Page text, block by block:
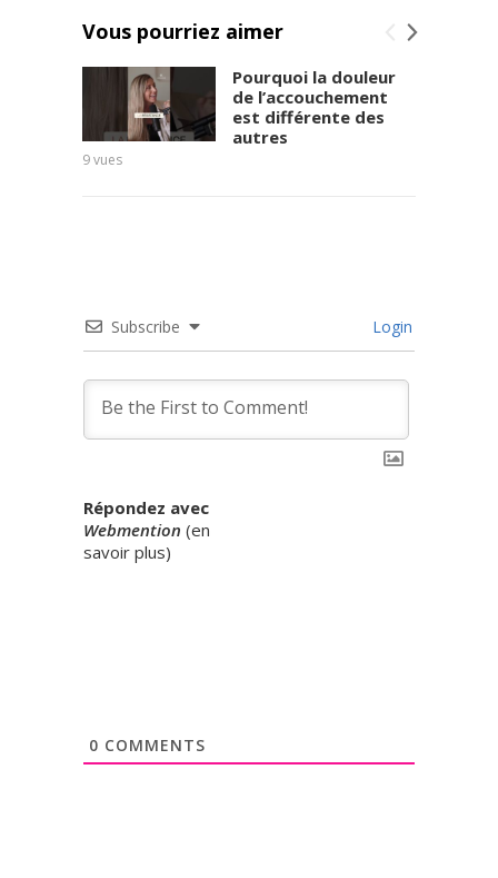
Vous pourriez aimer
Pourquoi la douleur
de l’accouchement
est différente des
autres
9vues
Subscribe Login
Répondez avec
Webmention (en
savoir plus)
0 COMMENTS